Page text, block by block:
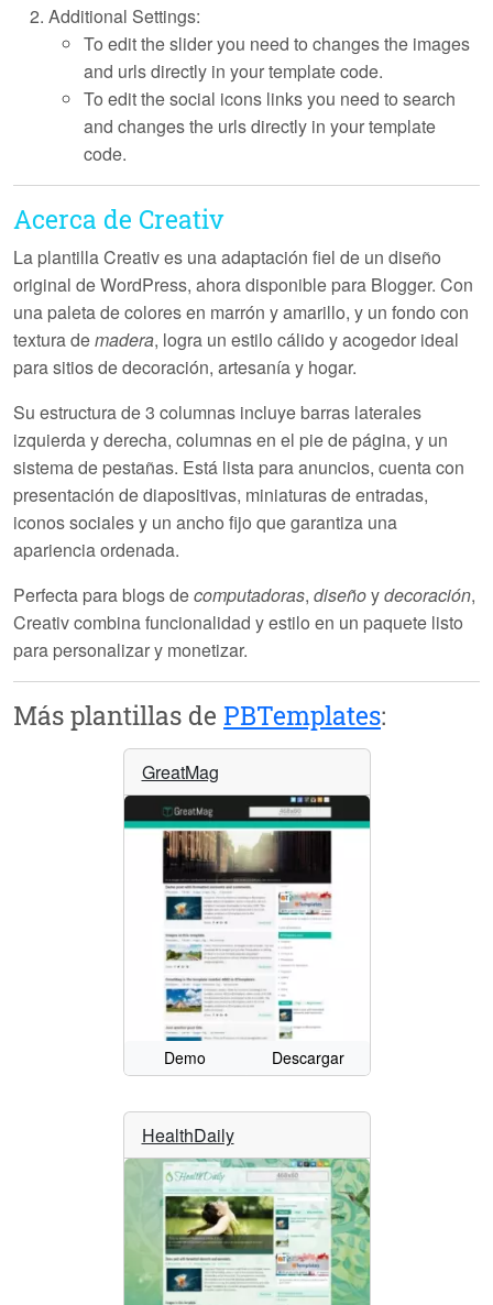
Additional Settings:
To edit the slider you need to changes the images
and urls directly in your template code.
To edit the social icons links you need to search
and changes the urls directly in your template
code.
Acerca de Creativ
La plantillaCreatives una adaptación fiel de un diseño
original de WordPress, ahora disponible para Blogger. Con
una paleta de colores en marrón yamarillo, y un fondo con
textura demadera, logra un estilo cálido y acogedor ideal
para sitios de decoración, artesanía y hogar.
Su estructura de3 columnas incluye barras laterales
izquierda y derecha, columnas en el pie de página, y un
sistema de pestañas. Está lista para anuncios, cuenta con
presentación de diapositivas, miniaturas de entradas,
iconos sociales y un ancho fijo que garantiza una
apariencia ordenada.
Perfecta para blogs decomputadoras, diseñoydecoración,
Creativcombina funcionalidad y estilo en un paquete listo
para personalizar y monetizar.
Más plantillas de PBTemplates:
GreatMag
Demo Descargar
HealthDaily